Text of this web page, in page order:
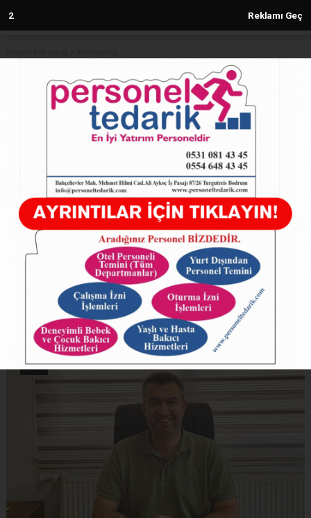
1 Reklamı Geç
Anasayfa SAMANDAĞ
Av. Ali Atar’dan Amerika’ya Gitmek
İsteyenler İçin Hukuki Bilgilendirme
16.05.2025 - 18:35, Güncelleme: 16.05.2025 - 18:35
12192+ kez okundu.
Av. Ali Atar’dan Amerika’ya Gitmek İsteyenler İçin
Hukuki Bilgilendirme
ABONE OL